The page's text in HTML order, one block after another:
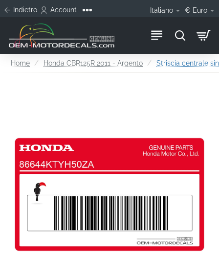
Indietro Account Italiano € Euro
HomehomeHonda CBR125R 2011 - Argento Striscia centrale